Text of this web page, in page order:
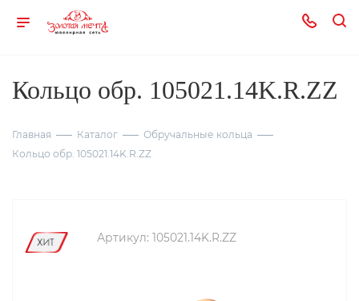
Кольцо обр. 105021.14K.R.ZZ
Главная Каталог
Обручальные кольца
Кольцо обр. 105021.14K.R.ZZ
Артикул: 105021.14K.R.ZZ